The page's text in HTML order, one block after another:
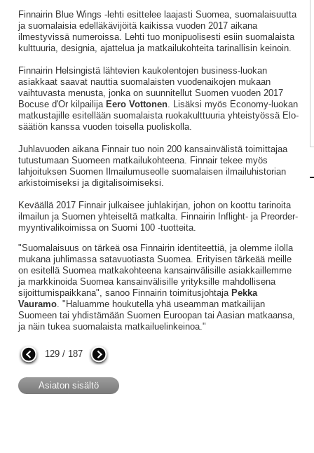
Finnairin Blue Wings -lehti esittelee laajasti Suomea, suomalaisuutta
ja suomalaisia edelläkävijöitä kaikissa vuoden 2017 aikana
ilmestyvissä numeroissa. Lehti tuo monipuolisesti esiin suomalaista
kulttuuria, designia, ajattelua ja matkailukohteita tarinallisin keinoin.
Finnairin Helsingistä lähtevien kaukolentojen business-luokan
asiakkaat saavat nauttia suomalaisten vuodenaikojen mukaan
vaihtuvasta menusta, jonka on suunnitellut Suomen vuoden 2017
Bocuse d'Or kilpailija Eero Vottonen. Lisäksi myös Economy-luokan
matkustajille esitellään suomalaista ruokakulttuuria yhteistyössä Elo-
säätiön kanssa vuoden toisella puoliskolla.
Juhlavuoden aikana Finnair tuo noin 200 kansainvälistä toimittajaa
tutustumaan Suomeen matkailukohteena. Finnair tekee myös
lahjoituksen Suomen Ilmailumuseolle suomalaisen ilmailuhistorian
arkistoimiseksi ja digitalisoimiseksi.
Keväällä 2017 Finnair julkaisee juhlakirjan, johon on koottu tarinoita
ilmailun ja Suomen yhteiseltä matkalta. Finnairin Inflight- ja Preorder-
myyntivalikoimissa on Suomi 100 -tuotteita.
"Suomalaisuus on tärkeä osa Finnairin identiteettiä, ja olemme ilolla
mukana juhlimassa satavuotiasta Suomea. Erityisen tärkeää meille
on esitellä Suomea matkakohteena kansainvälisille asiakkaillemme
ja markkinoida Suomea kansainvälisille yrityksille mahdollisena
sijoittumispaikkana", sanoo Finnairin toimitusjohtaja Pekka
Vauramo. "Haluamme houkutella yhä useamman matkailijan
Suomeen tai yhdistämään Suomen Euroopan tai Aasian matkaansa,
ja näin tukea suomalaista matkailuelinkeinoa."
129 / 187
Asiaton sisältö